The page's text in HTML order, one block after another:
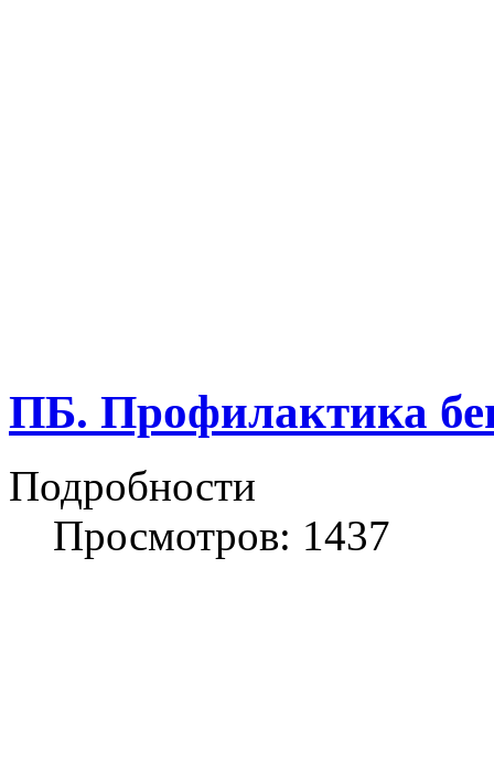
ПБ. Профилактика
Подробности
Просмотров: 1437